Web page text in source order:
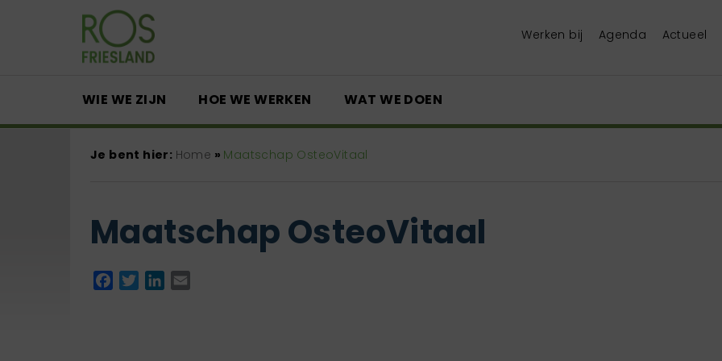
Werken bij Agenda Actueel
WIE WE ZIJN HOE WE WERKEN WAT WE DOEN
Je bent hier: Home » Maatschap OsteoVitaal
Maatschap OsteoVitaal
Facebook
TwitterLinkedIn